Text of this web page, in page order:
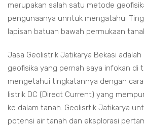
merupakan salah satu metode
pengunaanya unntuk mengatahui
lapisan batuan bawah permukaan
Jasa Geolistrik Jatikarya Bekasi
geofisika yang pernah saya infokan di
mengetahui tingkatannya dengan
listrik DC (Direct Current) yang
ke dalam tanah. Geolisrtik Jatikarya
potensi air tanah dan eksplorasi